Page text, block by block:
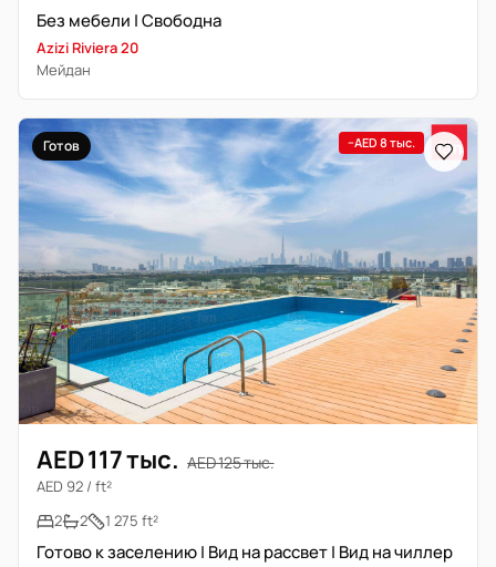
Без мебели | Свободна
Azizi Riviera 20
Мейдан
Готов −AED 8 тыс.
AED 117 тыс. AED 125 тыс.
AED 92 / ft²
2
2 1 275 ft²
Готово к заселению | Вид на рассвет | Вид на чиллер